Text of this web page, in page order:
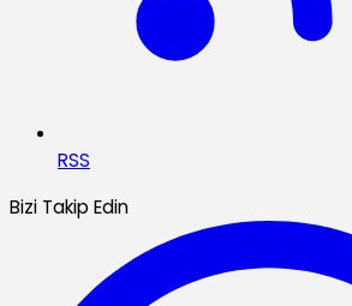
RSS
Bizi Takip Edin